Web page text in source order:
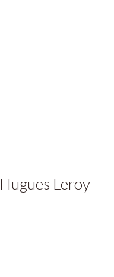
Hugues Leroy